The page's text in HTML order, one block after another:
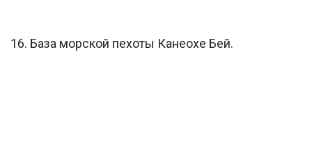
16. База морской пехоты Канеохе Бей.